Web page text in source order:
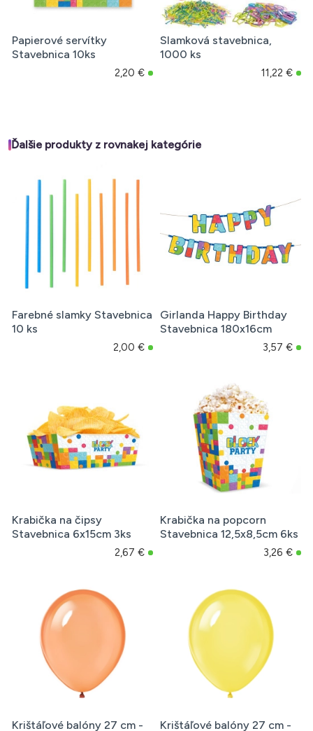
Papierové servítky
Stavebnica 10ks
2,20 €
Slamková stavebnica,
1000 ks
11,22 €
Ďalšie produkty z rovnakej kategórie
Farebné slamky Stavebnica
10 ks
2,00 €
Girlanda Happy Birthday
Stavebnica 180x16cm
3,57 €
Krabička na čipsy
Stavebnica 6x15cm 3ks
2,67 €
Krabička na popcorn
Stavebnica 12,5x8,5cm 6ks
3,26 €
Krištáľové balóny 27 cm - Krištáľové balóny 27 cm -